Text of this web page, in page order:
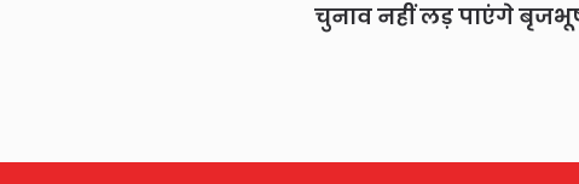
चुनाव नहीं लड़ पाएंगे